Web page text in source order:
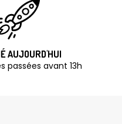
AUJOURD'HUI
passées avant 13h